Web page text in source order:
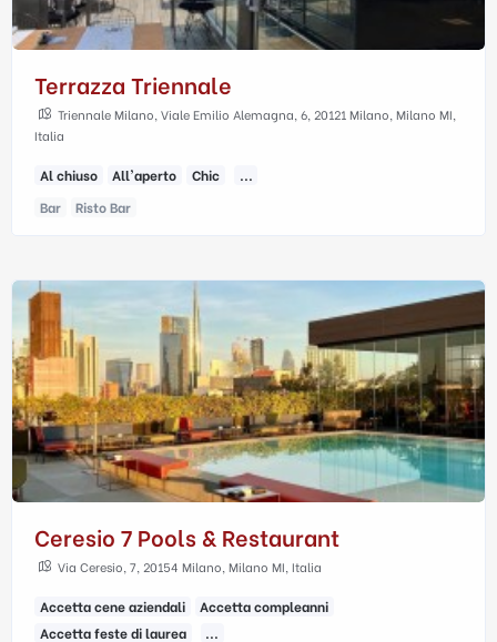
Terrazza Triennale
Triennale Milano, Viale Emilio Alemagna, 6, 20121 Milano, Milano MI,
Italia
Al chiuso All'aperto Chic
...
Bar
Risto Bar
Ceresio 7 Pools & Restaurant
Via Ceresio, 7, 20154 Milano, Milano MI, Italia
Accetta cene aziendali
Accetta compleanni
Accetta feste di laurea
...